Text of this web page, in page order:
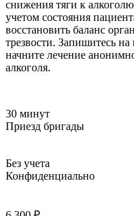
снижения тяги к
учетом состояния
восстановить баланс
трезвости. Запишитесь
начните лечение
алкоголя.
30 минут
Приезд бригады
Без учета
Конфиденциально